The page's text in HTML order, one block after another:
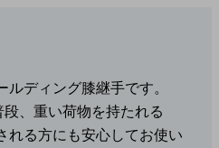
ディング膝継手です。
、重い荷物を持たれる
れる方にも安心してお使い